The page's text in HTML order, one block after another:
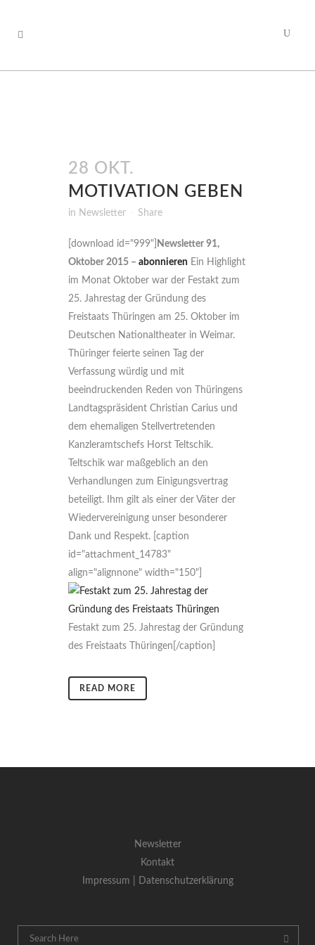
28 OKT.
MOTIVATION GEBEN
in Newsletter Share
[download id="999"] Newsletter 91,
Oktober 2015 – abonnieren Ein Highlight
im Monat Oktober war der Festakt zum
25. Jahrestag der Gründung des
Freistaats Thüringen am 25. Oktober im
Deutschen Nationaltheater in Weimar.
Thüringer feierte seinen Tag der
Verfassung würdig und mit
beeindruckenden Reden von Thüringens
Landtagspräsident Christian Carius und
dem ehemaligen Stellvertretenden
Kanzleramtschefs Horst Teltschik.
Teltschik war maßgeblich an den
Verhandlungen zum Einigungsvertrag
beteiligt. Ihm gilt als einer der Väter der
Wiedervereinigung unser besonderer
Dank und Respekt. [caption
id="attachment_14783"
align="alignnone" width="150"]
Festakt zum 25. Jahrestag der Gründung
des Freistaats Thüringen[/caption]
READ MORE
Newsletter
Kontakt
Impressum |
Datenschutzerklärung